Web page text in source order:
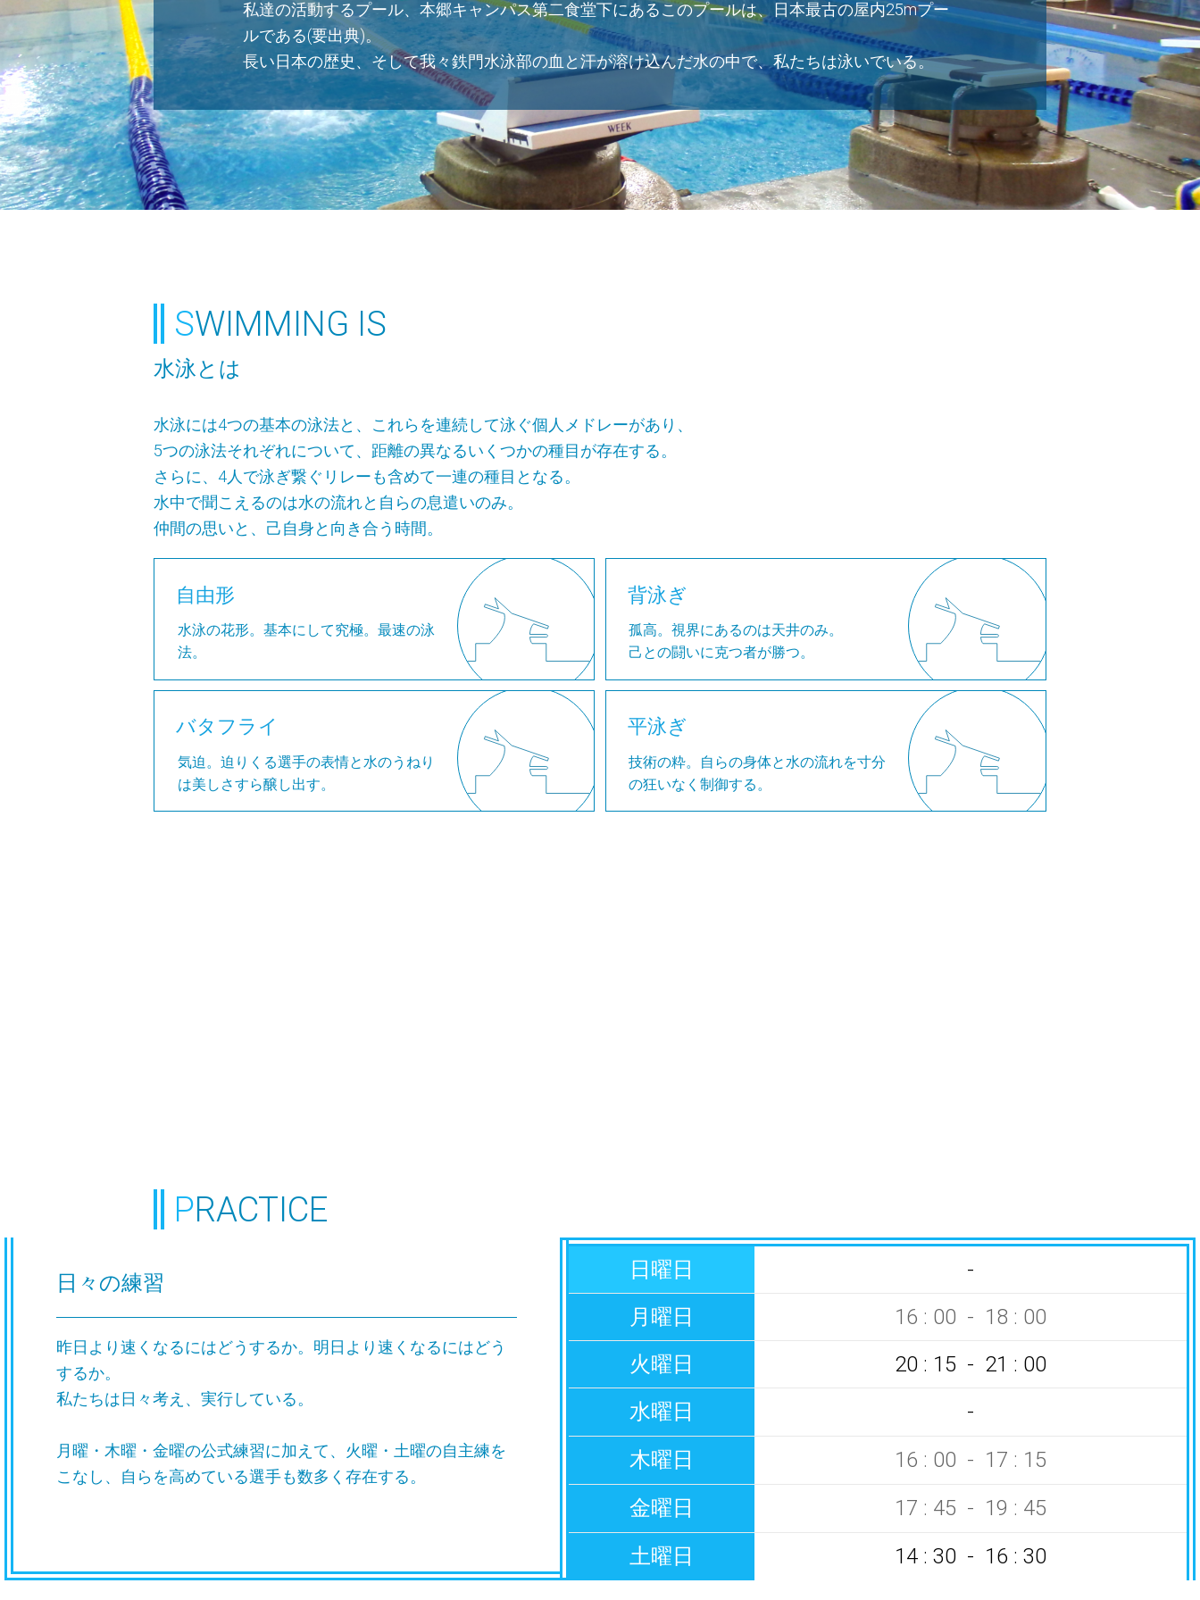
私達の活動するプール、本郷キャンパス第二食堂下にあるこのプールは、日本最古の屋内25mプー
ルである(要出典)。
長い日本の歴史、そして我々鉄門水泳部の血と汗が溶け込んだ水の中で、私たちは泳いでいる。
SWIMMING IS
水泳とは
水泳には4つの基本の泳法と、これらを連続して泳ぐ個人メドレーがあり、
5つの泳法それぞれについて、距離の異なるいくつかの種目が存在する。
さらに、4人で泳ぎ繋ぐリレーも含めて一連の種目となる。
水中で聞こえるのは水の流れと自らの息遣いのみ。
仲間の思いと、己自身と向き合う時間。
自由形
水泳の花形。基本にして究極。最速の泳
法。
背泳ぎ
孤高。視界にあるのは天井のみ。
己との闘いに克つ者が勝つ。
バタフライ
気迫。迫りくる選手の表情と水のうねり
は美しさすら醸し出す。
平泳ぎ
技術の粋。自らの身体と水の流れを寸分
の狂いなく制御する。
PRACTICE
日々の練習
昨日より速くなるにはどうするか。明日より速くなるにはどう
するか。
私たちは日々考え、実行している。
月曜・木曜・金曜の公式練習に加えて、火曜・土曜の自主練を
こなし、自らを高めている選手も数多く存在する。
日曜日
-
月曜日
16 : 00 - 18 : 00
火曜日
20 : 15 - 21 : 00
水曜日
-
木曜日
16 : 00 - 17 : 15
金曜日
17 : 45 - 19 : 45
土曜日
14 : 30 - 16 : 30